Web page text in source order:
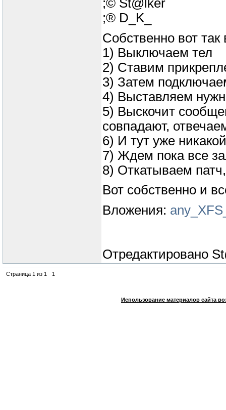
;© St@lker
;® D_K_
Собственно вот так
1) Выключаем тел
2) Ставим
3) Затем
4) Выставляем
5) Выскочит
совпадают,
6) И тут уже
7) Ждем пока все
8) Откатываем
Вот собственно и
Вложения:
Отредактировано
Страница 1 из 1 1
Использование материалов сайта